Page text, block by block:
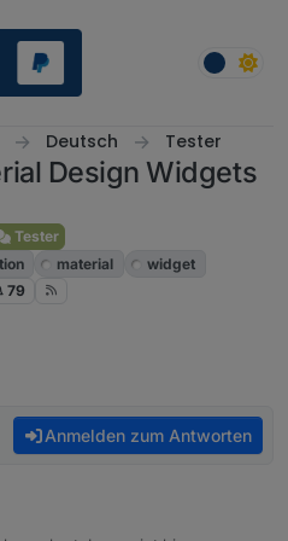
Deutsch Tester
Design Widgets
Tester
material
widget
79
Anmelden zum Antworten